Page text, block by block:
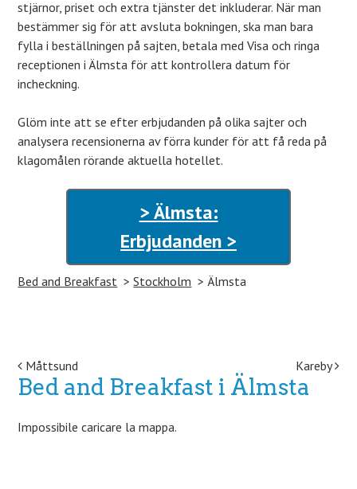
stjärnor, priset och extra tjänster det inkluderar. När man
bestämmer sig för att avsluta bokningen, ska man bara
fylla i beställningen på sajten, betala med Visa och ringa
receptionen i Älmsta för att kontrollera datum för
incheckning.
Glöm inte att se efter erbjudanden på olika sajter och
analysera recensionerna av förra kunder för att få reda på
klagomålen rörande aktuella hotellet.
> Älmsta:
Erbjudanden >
Bed and Breakfast Stockholm Älmsta
Post navigation
Måttsund Kareby
Bed and Breakfast i Älmsta
Impossibile caricare la mappa.